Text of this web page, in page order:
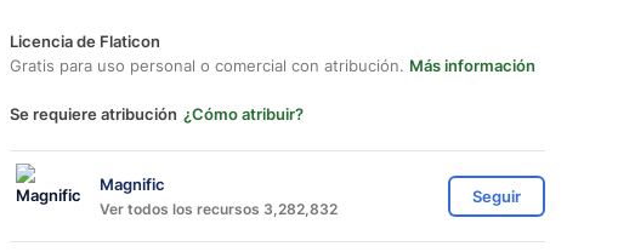
Licencia de Flaticon
Gratis para uso personal o comercial con atribución. Más información
Se requiere atribución ¿Cómo atribuir?
Magnific
Ver todos los recursos 3,282,832
Seguir